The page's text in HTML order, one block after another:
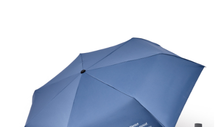
ditambah dengan bilangan hari yang boleh dilanjutkan oleh AFTEE. Anda
boleh melanjutkan tempoh pembayaran anda sebelum anda menerima
pesanan. Walau bagaimanapun, tiada jaminan bahawa anda boleh
menerima pesanan anda semasa tempoh pembayaran (cth.: produk
prapesanan atau produk yang mungkin mengambil masa yang lebih
lama untuk dihantar). Oleh itu, anda dikehendaki membuat pembayaran
kepada AFTEE dalam tempoh sama ada anda menerima pesanan.
Kedua, Sekatan Pembayaran
1. Jumlah yang diperakui untuk pengguna kali pertama boleh sehingga
NT$60/pesanan | Penghantaran percuma untuk pesanan
NT$599 atau lebih
NT$120/pesanan | Penghantaran percuma untuk pesanan
NT$899 atau lebih